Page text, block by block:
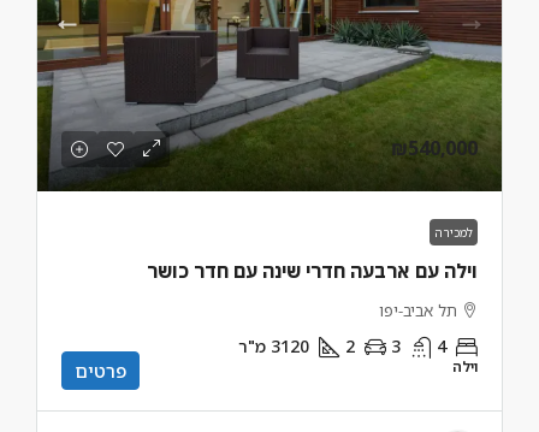
₪540,000
למכירה
וילה עם ארבעה חדרי שינה עם חדר כושר
תל אביב-יפו
4
3
2
3120 מ"ר
וילה פרטים